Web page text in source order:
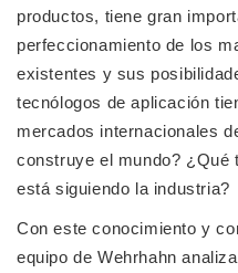
productos, tiene gran
perfeccionamiento de los
existentes y sus
tecnólogos de aplicación
mercados internacionales
construye el mundo? ¿Qué
está siguiendo la industria?
Con este conocimiento y
equipo de Wehrhahn